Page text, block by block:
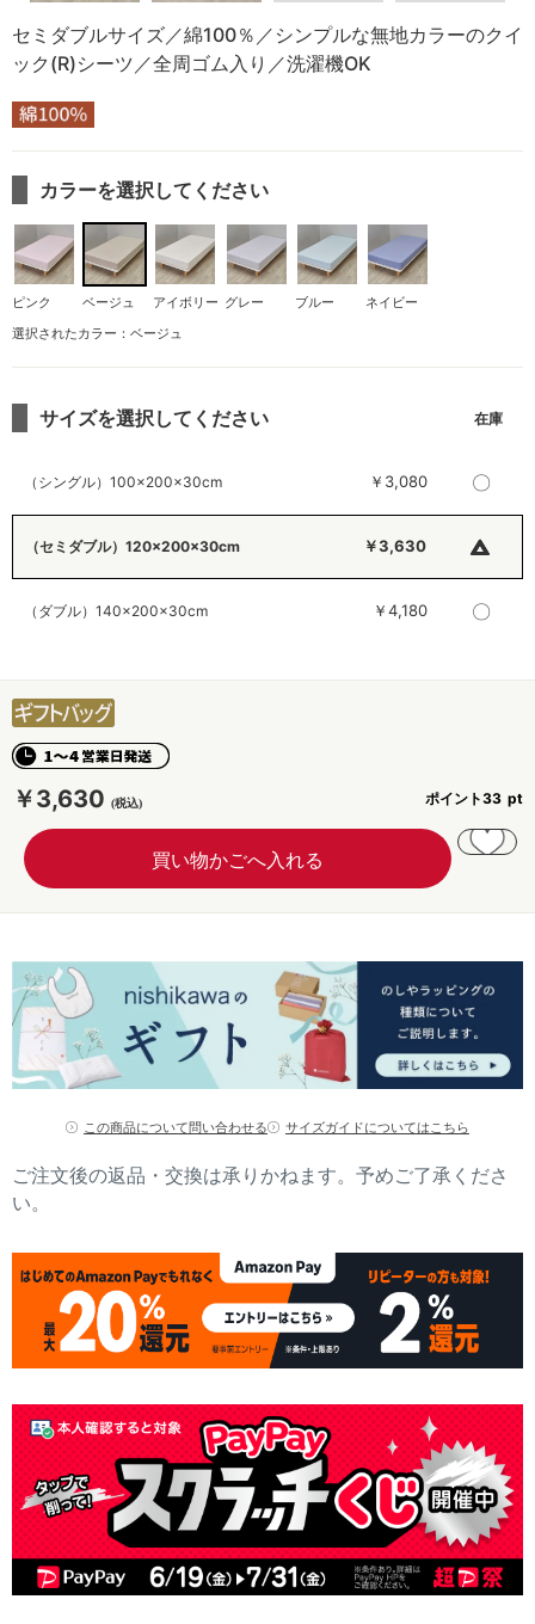
セミダブルサイズ／綿100％／シンプルな無地カラーのクイ
ック(R)シーツ／全周ゴム入り／洗濯機OK
￥3,630 ポイント33
カラーを選択してください
ピンク ベージュ アイボリー グレー ブルー
ネイビー
選択されたカラー：ベージュ
サイズを選択してください
（シングル）100×200×30cm ￥3,080 〇
（セミダブル）120×200×30cm ￥3,630 △
（ダブル）140×200×30cm ￥4,180 〇
この商品について問い合わせる サイズガイドについてはこちら
ご注文後の返品・交換は承りかねます。予めご了承くださ
い。